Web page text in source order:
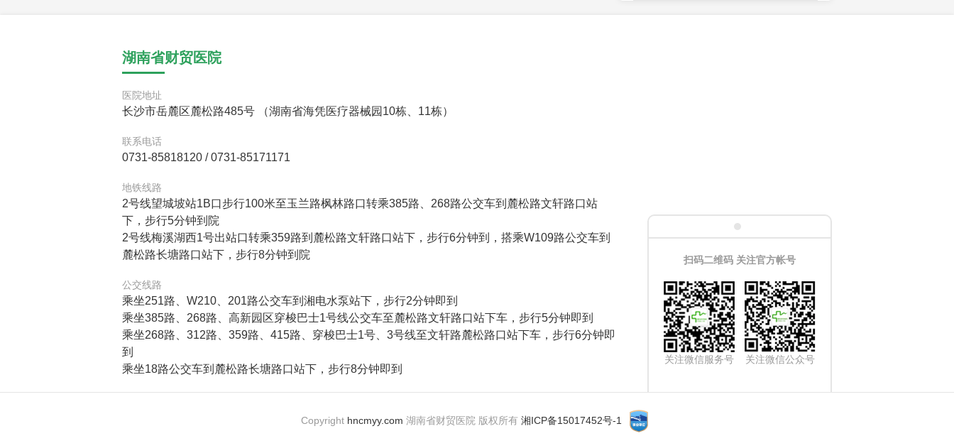
湖南省财贸医院
医院地址
长沙市岳麓区麓松路485号 （湖南省海凭医疗器械园10栋、11栋）
联系电话
0731-85818120 / 0731-85171171
地铁线路
2号线望城坡站1B口步行100米至玉兰路枫林路口转乘385路、268路公交车到麓松路文轩路口站
下，步行5分钟到院
2号线梅溪湖西1号出站口转乘359路到麓松路文轩路口站下，步行6分钟到，搭乘W109路公交车到
麓松路长塘路口站下，步行8分钟到院
公交线路
乘坐251路、W210、201路公交车到湘电水泵站下，步行2分钟即到
乘坐385路、268路、高新园区穿梭巴士1号线公交车至麓松路文轩路口站下车，步行5分钟即到
乘坐268路、312路、359路、415路、穿梭巴士1号、3号线至文轩路麓松路口站下车，步行6分钟即
到
乘坐18路公交车到麓松路长塘路口站下，步行8分钟即到
扫码二维码 关注官方帐号
关注微信服务号 关注微信公众号
Copyright hncmyy.com 湖南省财贸医院 版权所有 湘ICP备15017452号-1